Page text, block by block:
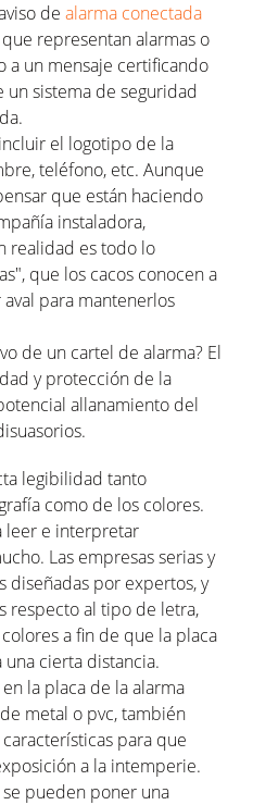
de alarma conectada
representan alarmas o
a un mensaje certificando
sistema de seguridad
el logotipo de la
teléfono, etc. Aunque
que están haciendo
instaladora,
realidad es todo lo
que los cacos conocen a
para mantenerlos
de un cartel de alarma? El
y protección de la
allanamiento del
legibilidad tanto
como de los colores.
leer e interpretar
Las empresas serias y
diseñadas por expertos, y
respecto al tipo de letra,
a fin de que la placa
cierta distancia.
la placa de la alarma
metal o pvc, también
para que
a la intemperie.
se pueden poner una